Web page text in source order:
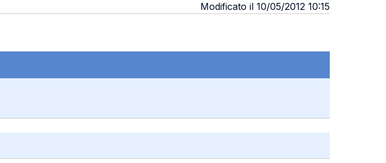
Modificato il 10/05/2012 10:15